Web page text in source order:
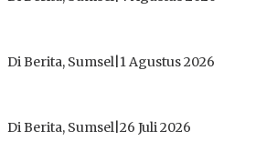
Di Berita, Sumsel 1 Agustus 2026
Di Berita, Sumsel 26 Juli 2026